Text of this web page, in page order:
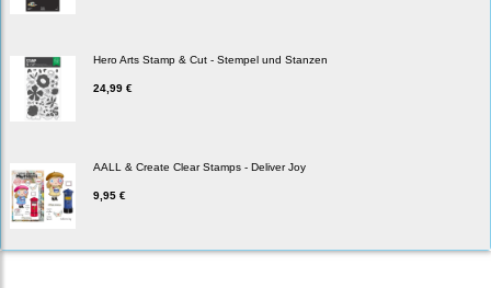
Hero Arts Stamp & Cut - Stempel und Stanzen
24,99 €
AALL & Create Clear Stamps - Deliver Joy
9,95 €